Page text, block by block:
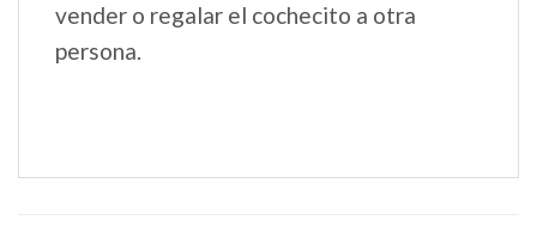
vender o regalar el cochecito a otra
persona.